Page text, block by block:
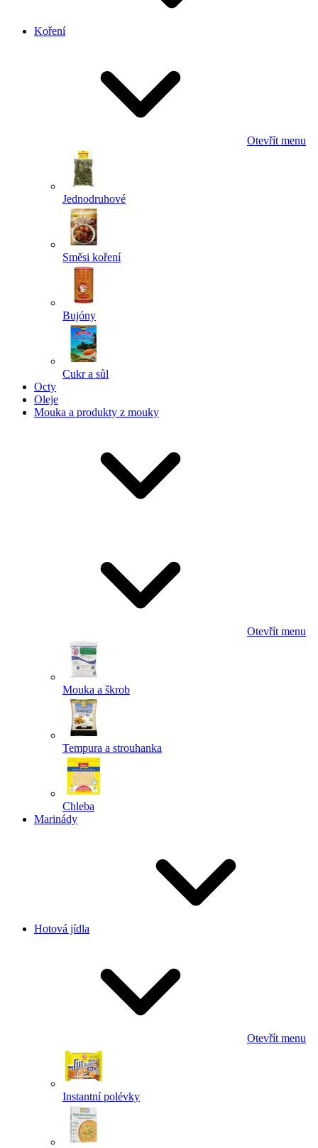
Koření
Otevřít menu
Jednodruhové
Směsi koření
Bujóny
Cukr a sůl
Octy
Oleje
Mouka a produkty z mouky
Otevřít menu
Mouka a škrob
Tempura a strouhanka
Chleba
Marinády
Hotová jídla
Otevřít menu
Instantní polévky
Powered by chaterimo